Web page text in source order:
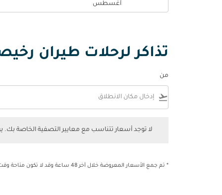
أغسطس
تذاكر لرحلات طيران
من
flight_takeoff
لا توجد أسعار تتناسب مع معايير التصفية الخاصة
* تم جمع الأسعار المعروضة خلال آخر 48 ساعة وقد لا تكون متاحة وقت الحجز.